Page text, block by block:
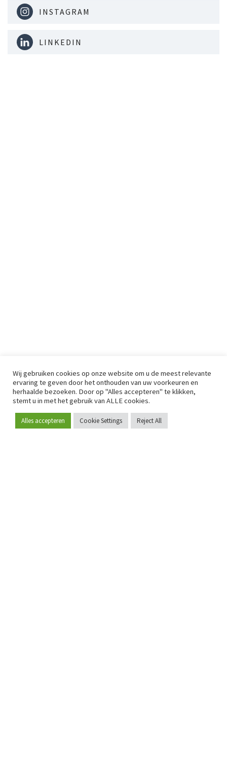
Word lid
INSTAGRAM
LINKEDIN
Wij gebruiken cookies op onze website om u de meest relevante
ervaring te geven door het onthouden van uw voorkeuren en
herhaalde bezoeken. Door op "Alles accepteren" te klikken,
stemt u in met het gebruik van ALLE cookies.
Alles accepteren Cookie Settings Reject All